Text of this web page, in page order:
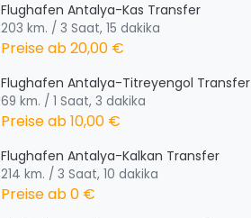
Flughafen Antalya-Kas Transfer
203 km. / 3 Saat, 15 dakika
Preise ab20,00 €
Flughafen Antalya-Titreyengol Transfer
69 km. / 1 Saat, 3 dakika
Preise ab10,00 €
Flughafen Antalya-Kalkan Transfer
214 km. / 3 Saat, 10 dakika
Preise ab0 €